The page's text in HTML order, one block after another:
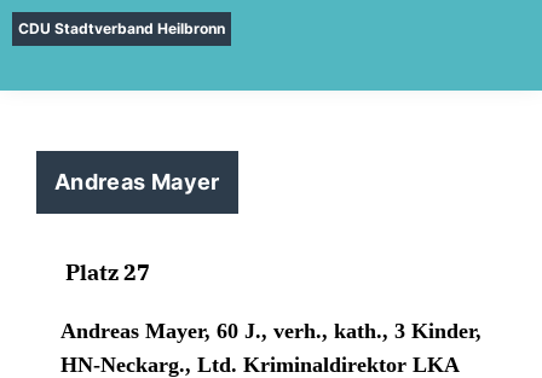
CDU Stadtverband Heilbronn
Andreas Mayer
Platz 27
Andreas Mayer, 60 J., verh., kath., 3 Kinder,
HN-Neckarg., Ltd. Kriminaldirektor LKA